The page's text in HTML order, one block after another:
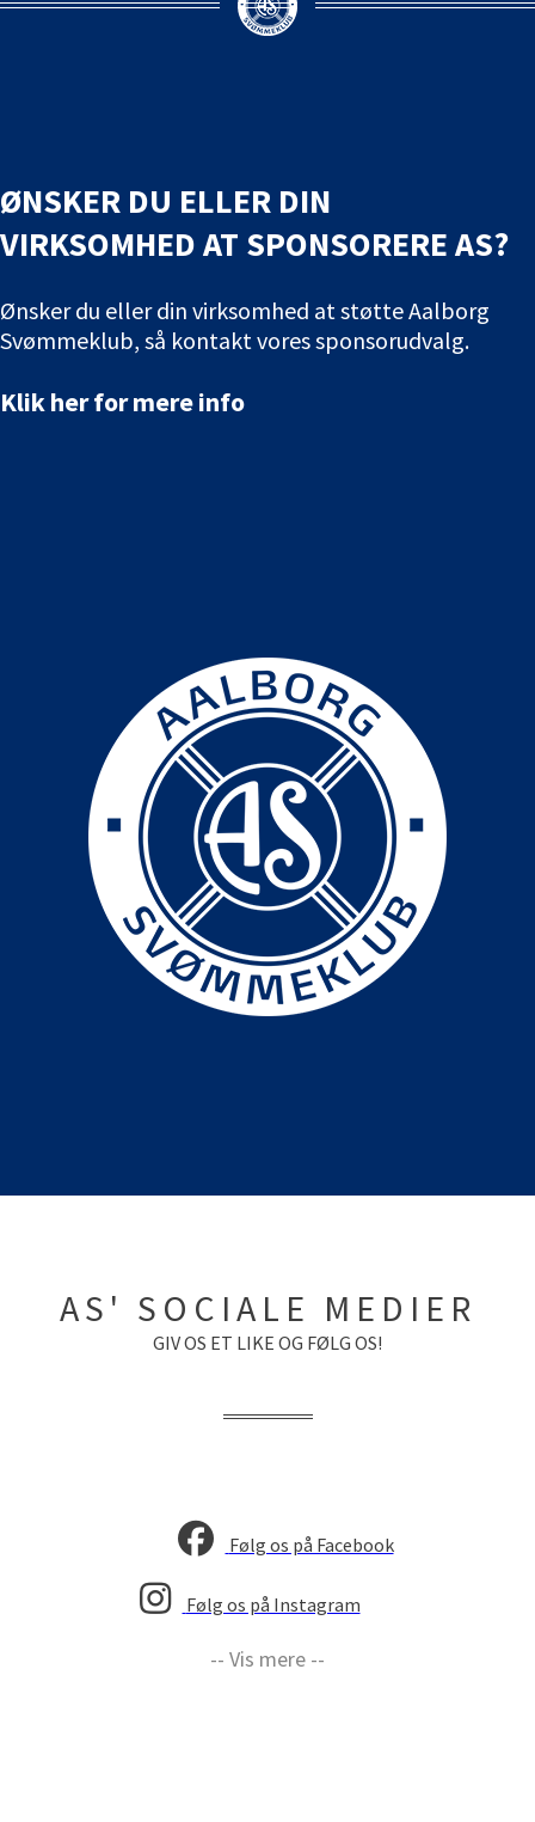
ØNSKER DU ELLER DIN
VIRKSOMHED AT SPONSORERE AS?
Ønsker du eller din virksomhed at støtte Aalborg
Svømmeklub, så kontakt vores sponsorudvalg.
Klik her for mere info
AS' SOCIALE MEDIER
GIV OS ET LIKE OG FØLG OS!
Følg os på Facebook
Følg os på Instagram
-- Vis mere --